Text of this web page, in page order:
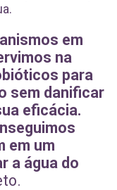
em
na
para
sem danificar
eficácia.
em um
a água do